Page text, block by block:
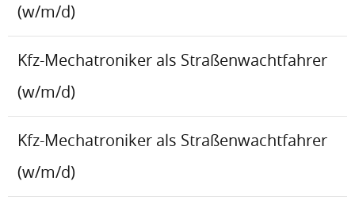
(w/m/d)
Kfz-Mechatroniker als Straßenwachtfahrer
(w/m/d)
Kfz-Mechatroniker als Straßenwachtfahrer
(w/m/d)